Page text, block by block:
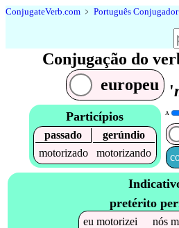
ConjugateVerb.com ﹥ Português Conjugador
Conjugação do
europeu
'
Particípios
passado
gerúndio
motorizado
motorizando
A
pretérito
eumotorizei nós